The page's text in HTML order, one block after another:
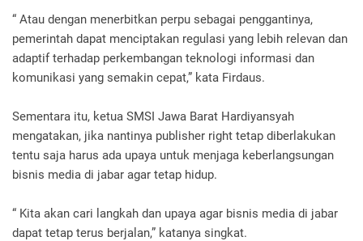
“ Atau dengan menerbitkan perpu sebagai penggantinya,
pemerintah dapat menciptakan regulasi yang lebih relevan dan
adaptif terhadap perkembangan teknologi informasi dan
komunikasi yang semakin cepat,” kata Firdaus.
Sementara itu, ketua SMSI Jawa Barat Hardiyansyah
mengatakan, jika nantinya publisher right tetap diberlakukan
tentu saja harus ada upaya untuk menjaga keberlangsungan
bisnis media di jabar agar tetap hidup.
“ Kita akan cari langkah dan upaya agar bisnis media di jabar
dapat tetap terus berjalan,” katanya singkat.